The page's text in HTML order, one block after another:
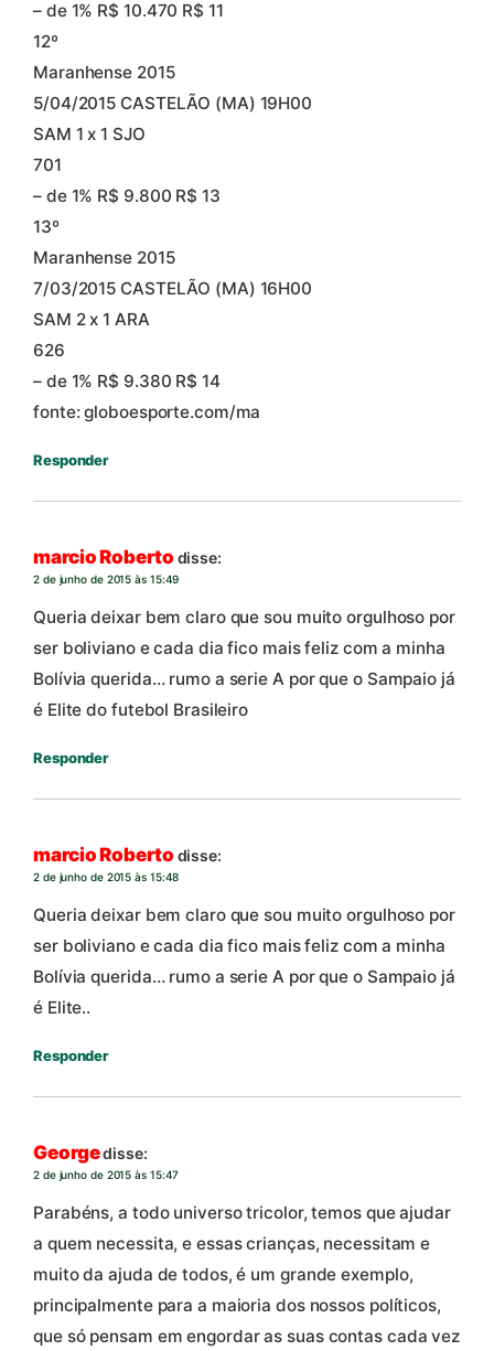
– de 1% R$ 10.470 R$ 11
12º
Maranhense 2015
5/04/2015 CASTELÃO (MA) 19H00
SAM 1 x 1 SJO
701
– de 1% R$ 9.800 R$ 13
13º
Maranhense 2015
7/03/2015 CASTELÃO (MA) 16H00
SAM 2 x 1 ARA
626
– de 1% R$ 9.380 R$ 14
fonte: globoesporte.com/ma
Responder
marcio Roberto disse:
2 de junho de 2015 às 15:49
Queria deixar bem claro que sou muito orgulhoso por
ser boliviano e cada dia fico mais feliz com a minha
Bolívia querida… rumo a serie A por que o Sampaio já
é Elite do futebol Brasileiro
Responder
marcio Roberto disse:
2 de junho de 2015 às 15:48
Queria deixar bem claro que sou muito orgulhoso por
ser boliviano e cada dia fico mais feliz com a minha
Bolívia querida… rumo a serie A por que o Sampaio já
é Elite..
Responder
Georgedisse:
2 de junho de 2015 às 15:47
Parabéns, a todo universo tricolor, temos que ajudar
a quem necessita, e essas crianças, necessitam e
muito da ajuda de todos, é um grande exemplo,
principalmente para a maioria dos nossos políticos,
que só pensam em engordar as suas contas cada vez